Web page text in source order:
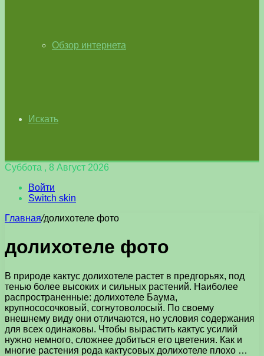
Обзор интернета
Искать
Суббота , 8 Август 2026
Войти
Switch skin
Главная/долихотеле фото
долихотеле фото
В природе кактус долихотеле растет в предгорьях, под
тенью более высоких и сильных растений. Наиболее
распространенные: долихотеле Баума,
крупнососочковый, согнутоволосый. По своему
внешнему виду они отличаются, но условия содержания
для всех одинаковы. Чтобы вырастить кактус усилий
нужно немного, сложнее добиться его цветения. Как и
многие растения рода кактусовых долихотеле плохо …